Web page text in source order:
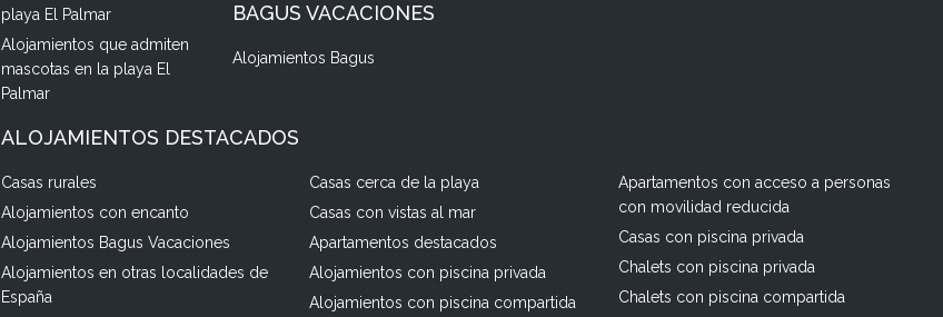
playa El Palmar
Alojamientos que admiten
mascotas en la playa El
Palmar
BAGUS VACACIONES
Alojamientos Bagus
ALOJAMIENTOS DESTACADOS
Casas rurales
Alojamientos con encanto
Alojamientos Bagus Vacaciones
Alojamientos en otras localidades de
España
Casas cerca de la playa
Casas con vistas al mar
Apartamentos destacados
Alojamientos con piscina privada
Alojamientos con piscina compartida
Apartamentos con acceso a personas
con movilidad reducida
Casas con piscina privada
Chalets con piscina privada
Chalets con piscina compartida